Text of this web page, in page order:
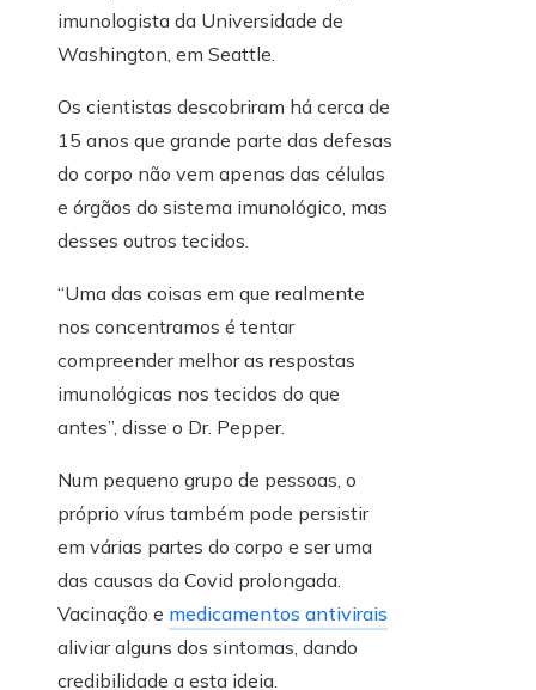
imunologista da Universidade de
Washington, em Seattle.
Os cientistas descobriram há cerca de
15 anos que grande parte das defesas
do corpo não vem apenas das células
e órgãos do sistema imunológico, mas
desses outros tecidos.
“Uma das coisas em que realmente
nos concentramos é tentar
compreender melhor as respostas
imunológicas nos tecidos do que
antes”, disse o Dr. Pepper.
Num pequeno grupo de pessoas, o
próprio vírus também pode persistir
em várias partes do corpo e ser uma
das causas da Covid prolongada.
Vacinação e medicamentos antivirais
aliviar alguns dos sintomas, dando
credibilidade a esta ideia.